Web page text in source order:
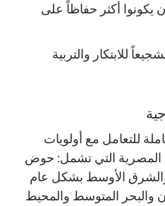
يكونوا أكثر حفاظاً على
للابتكار والتربية
للتعامل مع أولويات
المصرية التي تشمل: حوض
والشرق الأوسط بشكل عام
والبحر المتوسط والمحيط